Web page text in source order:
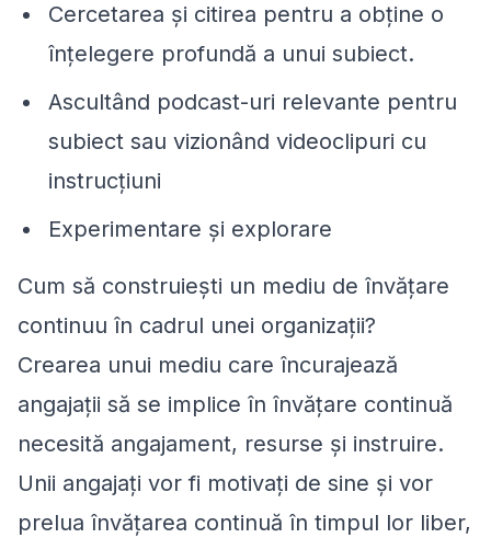
Cercetarea și citirea pentru a obține o
înțelegere profundă a unui subiect.
Ascultând podcast-uri relevante pentru
subiect sau vizionând videoclipuri cu
instrucțiuni
Experimentare și explorare
Cum să construiești un mediu de învățare
continuu în cadrul unei organizații?
Crearea unui mediu care încurajează
angajații să se implice în învățare continuă
necesită angajament, resurse și instruire.
Unii angajați vor fi motivați de sine și vor
prelua învățarea continuă în timpul lor liber,